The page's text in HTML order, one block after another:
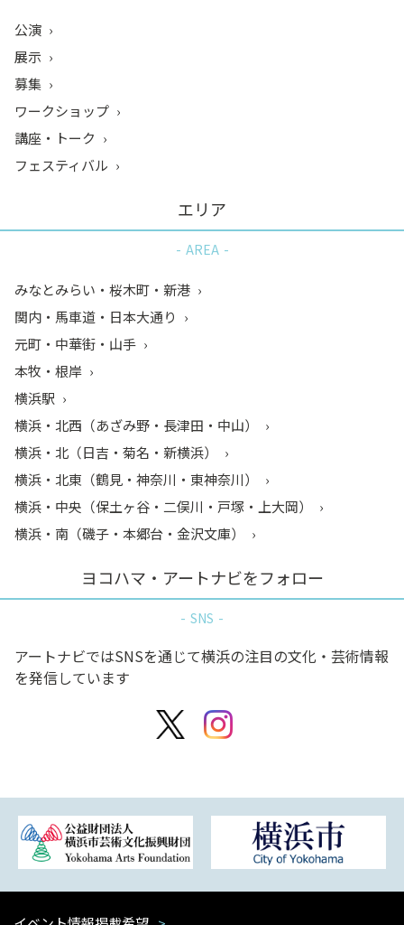
公演
展示
募集
ワークショップ
講座・トーク
フェスティバル
エリア
AREA
みなとみらい・桜木町・新港
関内・馬車道・日本大通り
元町・中華街・山手
本牧・根岸
横浜駅
横浜・北西（あざみ野・長津田・中山）
横浜・北（日吉・菊名・新横浜）
横浜・北東（鶴見・神奈川・東神奈川）
横浜・中央（保土ヶ谷・二俣川・戸塚・上大岡）
横浜・南（磯子・本郷台・金沢文庫）
ヨコハマ・アートナビをフォロー
SNS
アートナビではSNSを通じて横浜の注目の文化・芸術情報
を発信しています